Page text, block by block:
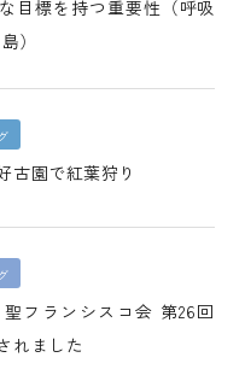
目標を持つ重要性（呼吸
）
古園で紅葉狩り
聖フランシスコ会 第26回
れました